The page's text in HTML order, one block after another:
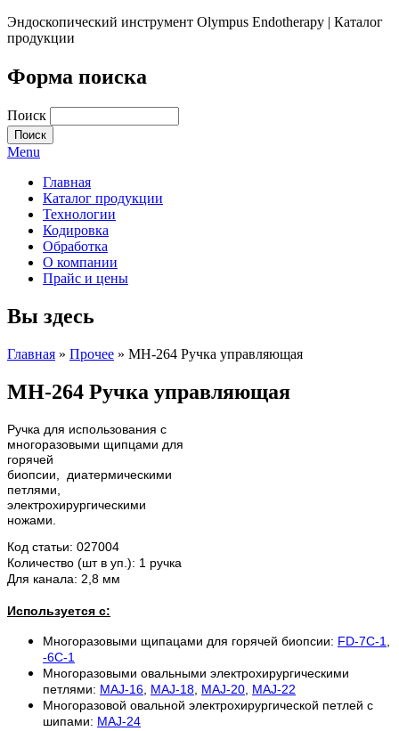
Эндоскопический инструмент Olympus Endotherapy | Каталог
продукции
Форма поиска
Поиск
Menu
Главная
Каталог продукции
Технологии
Кодировка
Обработка
О компании
Прайс и цены
Вы здесь
Главная » Прочее » MH-264 Ручка управляющая
MH-264 Ручка управляющая
Ручка для использования с
многоразовыми щипцами для
горячей
биопсии, диатермическими
петлями,
электрохирургическими
ножами.
Код статьи: 027004
Количество (шт в уп.): 1 ручка
Для канала: 2,8 мм
Используется с:
Многоразовыми щипацами для горячей биопсии: FD-7C-1
-6C-1
Многоразовыми овальными электрохирургическими
петлями: MAJ-16 MAJ-18 MAJ-20 MAJ-22
Многоразовой овальной электрохирургической петлей с
шипами: MAJ-24